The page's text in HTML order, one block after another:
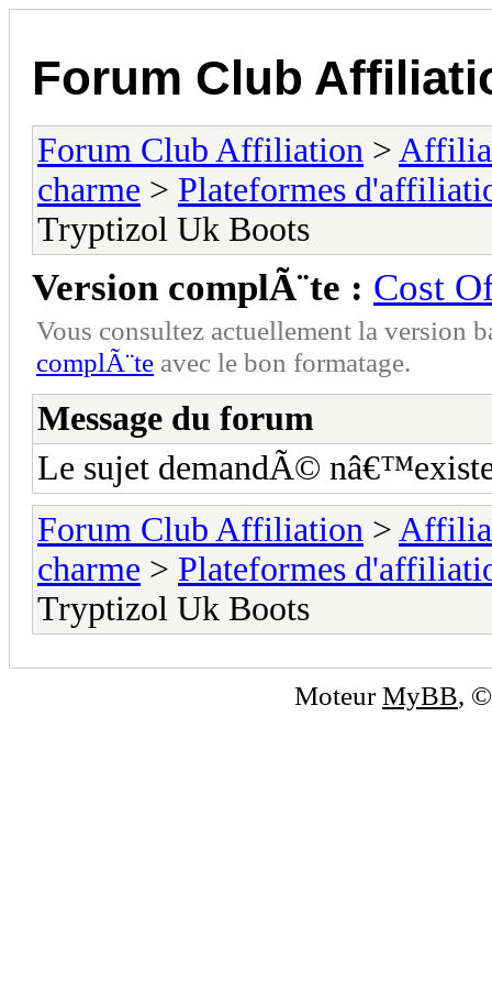
Forum Club
Forum Club Affiliation >
charme > Plateformes
Tryptizol Uk Boots
Version complÃ¨te : Cost
Vous consultez actuellement la
complÃ¨te avec le bon formatage.
Message du forum
Le sujet demandÃ©
Forum Club Affiliation >
charme > Plateformes
Tryptizol Uk Boots
MoteurMyBB,